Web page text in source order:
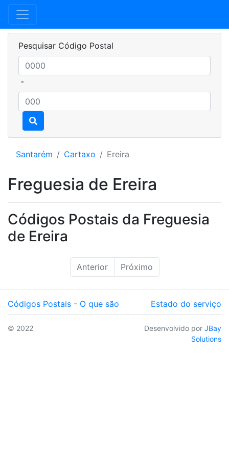
Pesquisar Código Postal
-
Santarém Cartaxo Ereira
Freguesia de Ereira
Códigos Postais da Freguesia
de Ereira
Anterior Próximo
Códigos Postais - O que são Estado do serviço
© 2022 Desenvolvido por JBay
Solutions